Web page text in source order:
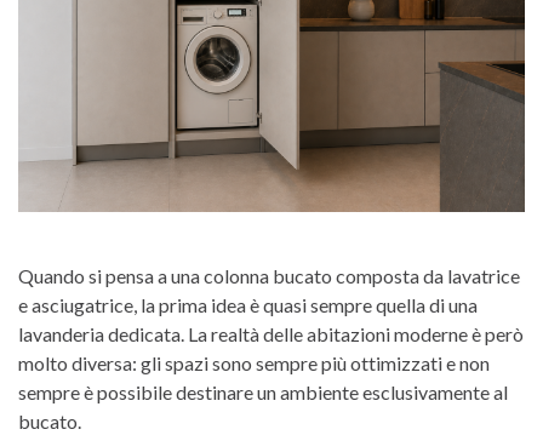
Quando si pensa a una colonna bucato composta da lavatrice
e asciugatrice, la prima idea è quasi sempre quella di una
lavanderia dedicata. La realtà delle abitazioni moderne è però
molto diversa: gli spazi sono sempre più ottimizzati e non
sempre è possibile destinare un ambiente esclusivamente al
bucato.